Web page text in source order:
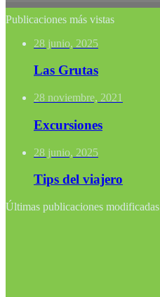
Publicaciones más vistas
28 junio, 2025
Las Grutas
28 noviembre, 2021
Excursiones
28 junio, 2025
Tips del viajero
Últimas publicaciones modificadas